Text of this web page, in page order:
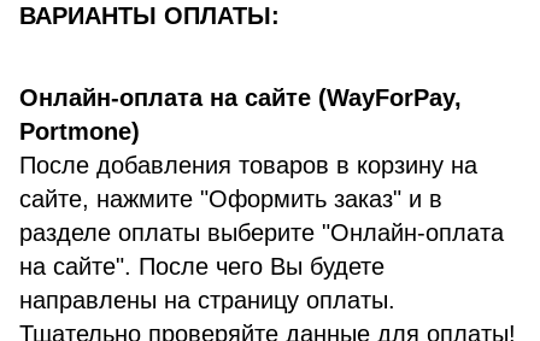
ВАРИАНТЫ ОПЛАТЫ:
Онлайн-оплата на сайте (WayForPay,
Portmone)
После добавления товаров в корзину на
сайте, нажмите "Оформить заказ" и в
разделе оплаты выберите "Онлайн-оплата
на сайте". После чего Вы будете
направлены на страницу оплаты.
Тщательно проверяйте данные для оплаты!